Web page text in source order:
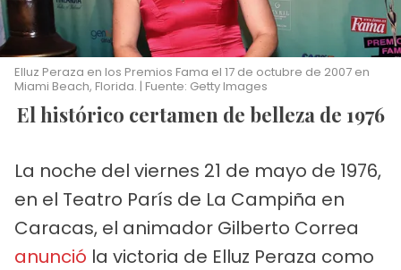
Elluz Peraza en los Premios Fama el 17 de octubre de 2007 en
Miami Beach, Florida. | Fuente: Getty Images
El histórico certamen de belleza de 1976
La noche del viernes 21 de mayo de 1976,
en el Teatro París de La Campiña en
Caracas, el animador Gilberto Correa
anunció la victoria de Elluz Peraza como